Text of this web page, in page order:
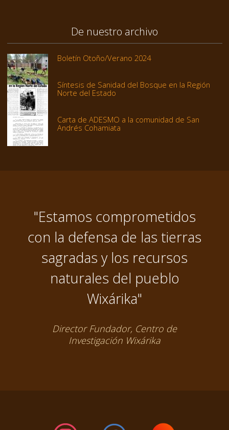
De nuestro archivo
Boletín Otoño/Verano 2024
Síntesis de Sanidad del Bosque en la Región
Norte del Estado
Carta de ADESMO a la comunidad de San
Andrés Cohamiata
"Estamos comprometidos
con la defensa de las tierras
sagradas y los recursos
naturales del pueblo
Wixárika"
Director Fundador, Centro de
Investigación Wixárika